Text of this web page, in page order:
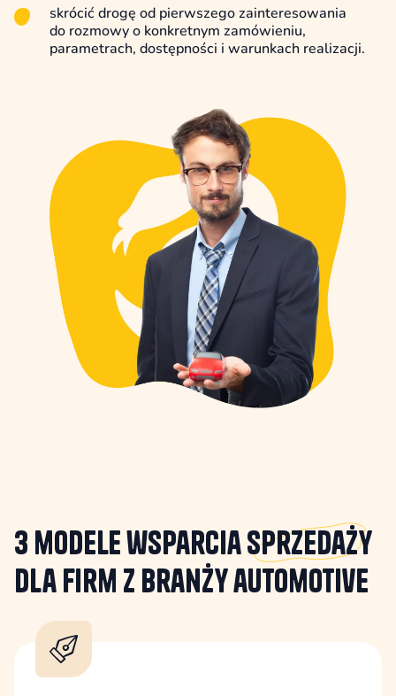
skrócić drogę od pierwszego zainteresowania
do rozmowy o konkretnym zamówieniu,
parametrach, dostępności i warunkach realizacji.
3 modele wsparciasprzedaży
dla firm z branży automotive